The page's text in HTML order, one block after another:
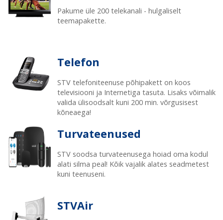
Pakume üle 200 telekanali - hulgaliselt
teemapakette.
Telefon
STV telefoniteenuse põhipakett on koos
televisiooni ja Internetiga tasuta. Lisaks võimalik
valida ülisoodsalt kuni 200 min. võrgusisest
kõneaega!
Turvateenused
STV soodsa turvateenusega hoiad oma kodul
alati silma peal! Kõik vajalik alates seadmetest
kuni teenuseni.
STVAir